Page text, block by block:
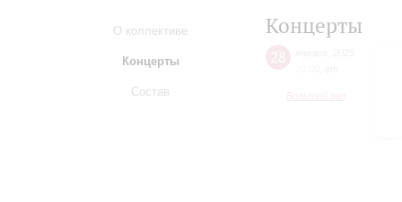
О коллективе
Концерты
Состав
Концерты